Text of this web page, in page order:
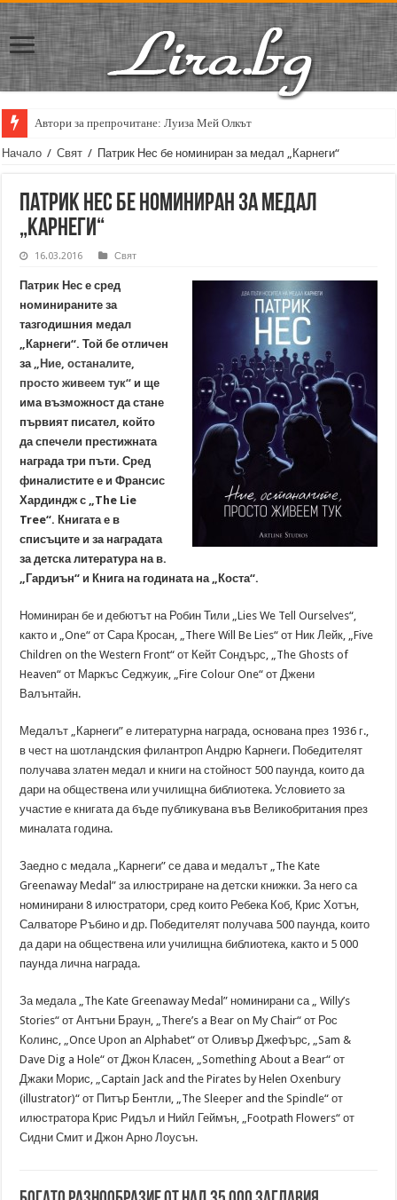
Автори за препрочитане: Луиза Мей Олкът
Начало / Свят / Патрик Нес бе номиниран за медал „Карнеги“
Патрик Нес бе номиниран за медал
„Карнеги“
16.03.2016 Свят
Патрик Нес е сред
номинираните за
тазгодишния медал
„Карнеги“. Той бе отличен
за „Ние, останалите,
просто живеем тук“ и ще
има възможност да стане
първият писател, който
да спечели престижната
награда три пъти. Сред
финалистите е и Франсис
Хардиндж с „The Lie
Tree“. Книгата е в
списъците и за наградата
за детска литература на в.
„Гардиън“ и Книга на годината на „Коста“.
Номиниран бе и дебютът на Робин Тили „Lies We Tell Ourselves“,
както и „One“ от Сара Кросан, „There Will Be Lies“ от Ник Лейк, „Five
Children on the Western Front“ от Кейт Сондърс, „The Ghosts of
Heaven“ от Маркъс Седжуик, „Fire Colour One“ от Джени
Валънтайн.
Медалът „Карнеги” е литературна награда, основана през 1936 г.,
в чест на шотландския филантроп Андрю Карнеги. Победителят
получава златен медал и книги на стойност 500 паунда, които да
дари на обществена или училищна библиотека. Условието за
участие е книгата да бъде публикувана във Великобритания през
миналата година.
Заедно с медала „Карнеги” се дава и медалът „The Kate
Greenaway Medal” за илюстриране на детски книжки. За него са
номинирани 8 илюстратори, сред които Ребека Коб, Крис Хотън,
Салваторе Ръбино и др. Победителят получава 500 паунда, които
да дари на обществена или училищна библиотека, както и 5 000
паунда лична награда.
За медала „The Kate Greenaway Medal” номинирани са „ Willy’s
Stories“ от Антъни Браун, „There’s a Bear on My Chair“ от Рос
Колинс, „Once Upon an Alphabet“ от Оливър Джефърс, „Sam &
Dave Dig a Hole“ от Джон Класен, „Something About a Bear“ от
Джаки Морис, „Captain Jack and the Pirates by Helen Oxenbury
(illustrator)“ от Питър Бентли, „The Sleeper and the Spindle“ от
илюстратора Крис Ридъл и Нийл Геймън, „Footpath Flowers“ от
Сидни Смит и Джон Арно Лоусън.